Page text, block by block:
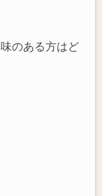
のある方はど